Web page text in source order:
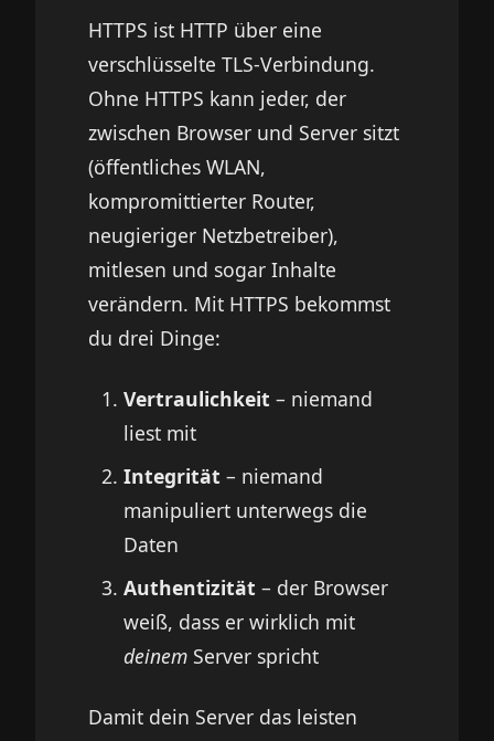
HTTPS ist HTTP über eine
verschlüsselte TLS-Verbindung.
Ohne HTTPS kann jeder, der
zwischen Browser und Server sitzt
(öffentliches WLAN,
kompromittierter Router,
neugieriger Netzbetreiber),
mitlesen und sogar Inhalte
verändern. Mit HTTPS bekommst
du drei Dinge:
Vertraulichkeit – niemand
liest mit
Integrität – niemand
manipuliert unterwegs die
Daten
Authentizität – der Browser
weiß, dass er wirklich mit
deinem Server spricht
Damit dein Server das leisten